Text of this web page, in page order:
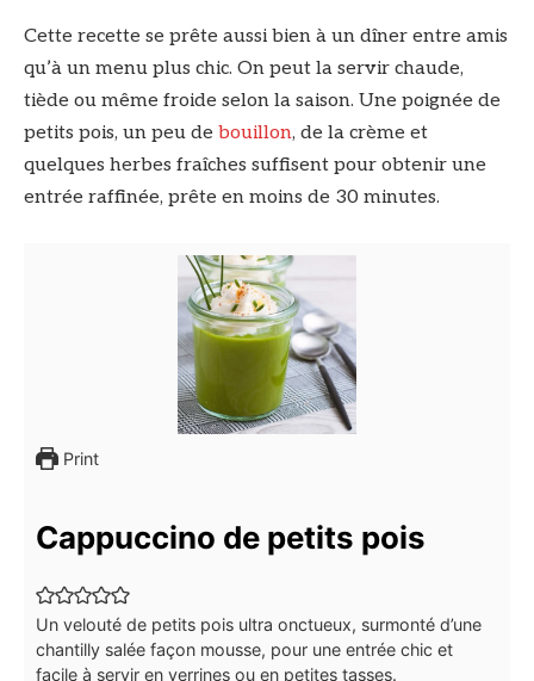
Cette recette se prête aussi bien à un dîner entre amis
qu’à un menu plus chic. On peut la servir chaude,
tiède ou même froide selon la saison. Une poignée de
petits pois, un peu de bouillon, de la crème et
quelques herbes fraîches suffisent pour obtenir une
entrée raffinée, prête en moins de 30 minutes.
Print
Cappuccino de petits pois
Un velouté de petits pois ultra onctueux, surmonté d’une
chantilly salée façon mousse, pour une entrée chic et
facile à servir en verrines ou en petites tasses.